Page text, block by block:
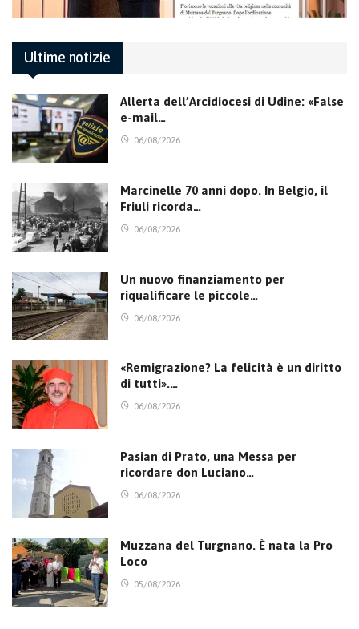
Ultime notizie
Allerta dell’Arcidiocesi di Udine: «False
e-mail…
06/08/2026
Marcinelle 70 anni dopo. In Belgio, il
Friuli ricorda…
06/08/2026
Un nuovo finanziamento per
riqualificare le piccole…
06/08/2026
«Remigrazione? La felicità è un diritto
di tutti».…
06/08/2026
Pasian di Prato, una Messa per
ricordare don Luciano…
06/08/2026
Muzzana del Turgnano. È nata la Pro
Loco
05/08/2026